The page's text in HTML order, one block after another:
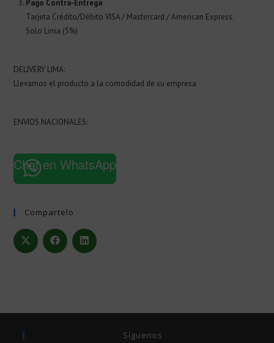
Pago Contra-Entrega
Tarjeta Crédito/Débito VISA / Mastercard / American Express.
Solo Lima (5%)
DELIVERY LIMA:
Llevamos el producto a la comodidad de su empresa
ENVIOS NACIONALES:
Chat en WhatsApp
Compartelo
Síguenos